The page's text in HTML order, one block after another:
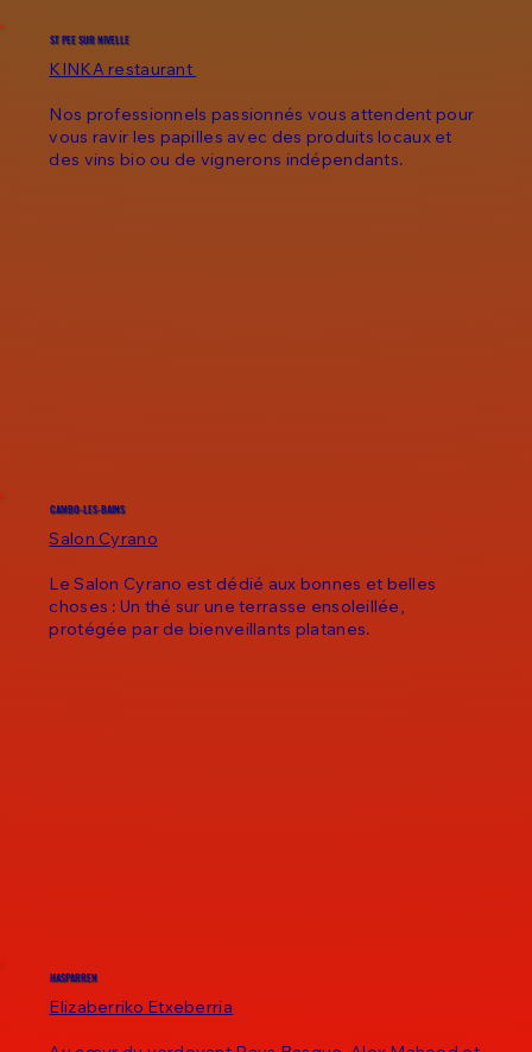
ST PEE SUR NIVELLE
KINKA restaurant
Nos professionnels passionnés vous attendent pour
vous ravir les papilles avec des produits locaux et
des vins bio ou de vignerons indépendants.
CAMBO-LES-BAINS
Salon Cyrano
Le Salon Cyrano est dédié aux bonnes et belles
choses : Un thé sur une terrasse ensoleillée,
protégée par de bienveillants platanes.
HASPARREN
Elizaberriko Etxeberria